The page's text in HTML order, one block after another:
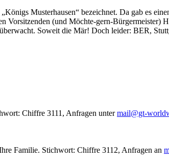
Musterhausen“ bezeichnet. Da gab es
(und Möchte-gern-Bürgermeister)
Soweit die Mär! Doch leider: BER,
Chiffre 3111, Anfragen untermail@gt-
Familie. Stichwort: Chiffre 3112, Anfragen an